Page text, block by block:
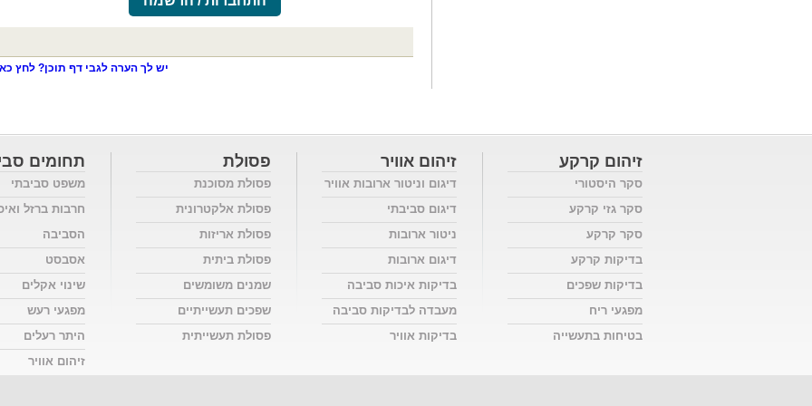
יש לך הערה לגבי דף תוכן? לחץ
זיהום קרקע
סקר היסטורי
סקר גזי קרקע
סקר קרקע
בדיקות קרקע
בדיקות שפכים
מפגעי ריח
בטיחות בתעשייה
זיהום אוויר
דיגום וניטור ארובות אוויר
דיגום סביבתי
ניטור ארובות
דיגום ארובות
בדיקות איכות סביבה
מעבדה לבדיקות סביבה
בדיקות אוויר
פסולת
פסולת מסוכנת
פסולת אלקטרונית
פסולת אריזות
פסולת ביתית
שמנים משומשים
שפכים תעשייתיים
פסולת תעשייתית
תחומים
משפט סביבתי
חרבות ברזל
הסביבה
אסבסט
שינוי אקלים
מפגעי רעש
היתר רעלים
זיהום אוויר